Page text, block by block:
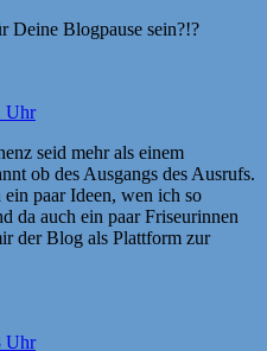
Blogpause sein?!?
Uhr
seid mehr als einem
ob des Ausgangs des Ausrufs.
paar Ideen, wen ich so
da auch ein paar Friseurinnen
der Blog als Plattform zur
Uhr